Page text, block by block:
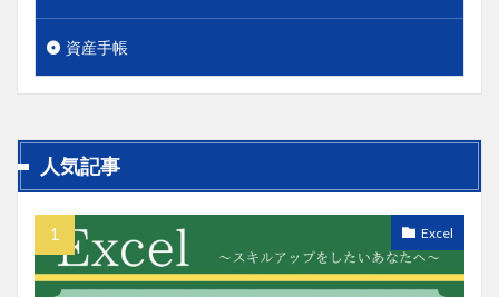
資産手帳
人気記事
Excel